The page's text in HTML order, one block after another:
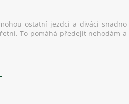
ostatní jezdci a diváci snadno
To pomáhá předejít nehodám a